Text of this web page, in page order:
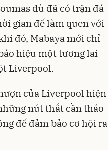
dù đã có trận đá
gian để làm quen với
đó, Mabaya mới chỉ
hiệu một tương lai
Liverpool.
của Liverpool hiện
nút thắt cần tháo
để đảm bảo cơ hội ra